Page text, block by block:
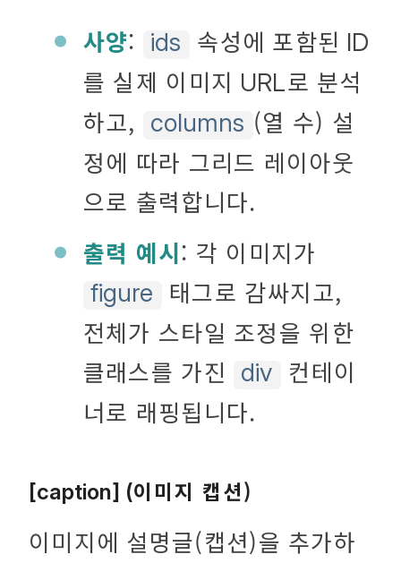
사양: ids 속성에 포함된 ID
를 실제 이미지 URL로 분석
하고, columns (열 수) 설
정에 따라 그리드 레이아웃
으로 출력합니다.
출력 예시: 각 이미지가
figure 태그로 감싸지고,
전체가 스타일 조정을 위한
클래스를 가진
div 컨테이
너로 래핑됩니다.
[caption] (이미지 캡션)
이미지에 설명글(캡션)을 추가하